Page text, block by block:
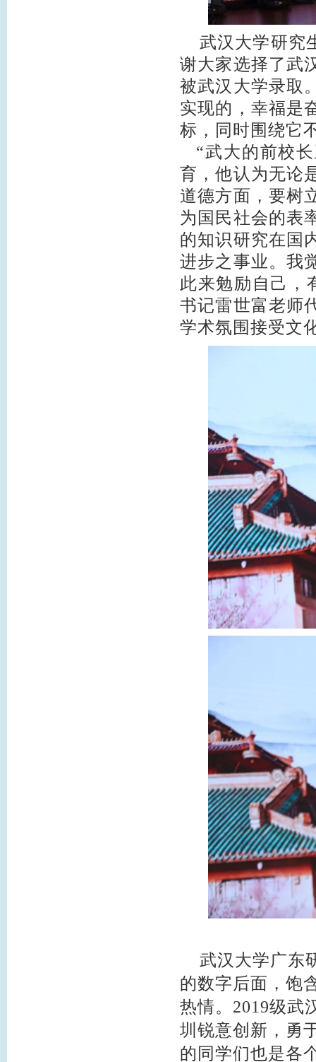
武汉大学研究
谢大家选择了武
被武汉大学录取
实现的，幸福是
标，同时围绕它
“武大的前校长
育，他认为无论
道德方面，要树
为国民社会的表
的知识研究在国
进步之事业。我
此来勉励自己，
书记雷世富老师
学术氛围接受文
武汉大学广东
的数字后面，饱
热情。2019级武
圳锐意创新，勇
的同学们也是各